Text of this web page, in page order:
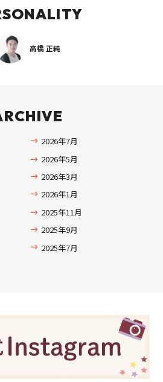
高橋 正純
2026年7月
2026年5月
2026年3月
2026年1月
2025年11月
2025年9月
2025年7月